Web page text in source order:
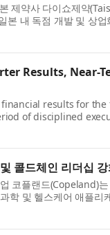
제약사 다이쇼제약
본 내 독점 개발 및 상
Results, Near-
financial results for
of disciplined
of...
콜드체인 리더십
코플랜드(Copeland)
학 및 헬스케어 애플리
딕슨(...